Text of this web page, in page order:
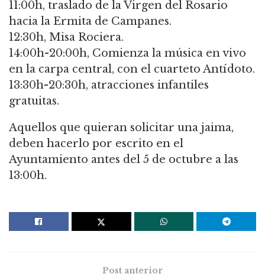
11:00h, traslado de la Virgen del Rosario
hacia la Ermita de Campanes.
12:30h, Misa Rociera.
14:00h-20:00h, Comienza la música en vivo
en la carpa central, con el cuarteto Antídoto.
13:30h-20:30h, atracciones infantiles
gratuitas.
Aquellos que quieran solicitar una jaima,
deben hacerlo por escrito en el
Ayuntamiento antes del 5 de octubre a las
13:00h.
Post anterior